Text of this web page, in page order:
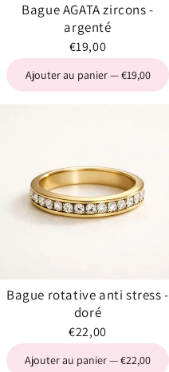
Bague AGATA zircons -
argenté
€19,00
Ajouter au panier — €19,00
Bague rotative anti stress -
doré
€22,00
Ajouter au panier — €22,00